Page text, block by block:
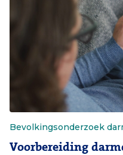
Bevolkingsonderzoek
Voorbereiding